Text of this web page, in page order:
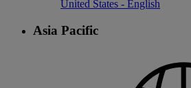
United States - English
Asia Pacific